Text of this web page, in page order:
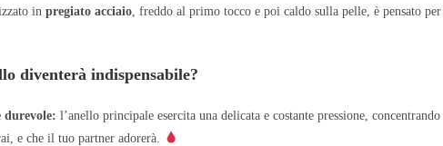
inpregiato acciaio, freddo al primo tocco e poi caldo sulla pelle, è pensato
diventerà indispensabile?
durevole: l’anello principale esercita una delicata e costante pressione,
e che il tuo partner adorerà.